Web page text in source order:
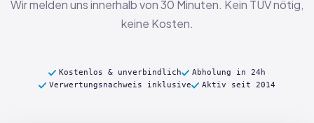
Wir melden uns innerhalb von 30 Minuten. Kein TÜV nötig,
keine Kosten.
Kostenlos & unverbindlich
Abholung in 24h
Verwertungsnachweis inklusive
Aktiv seit 2014